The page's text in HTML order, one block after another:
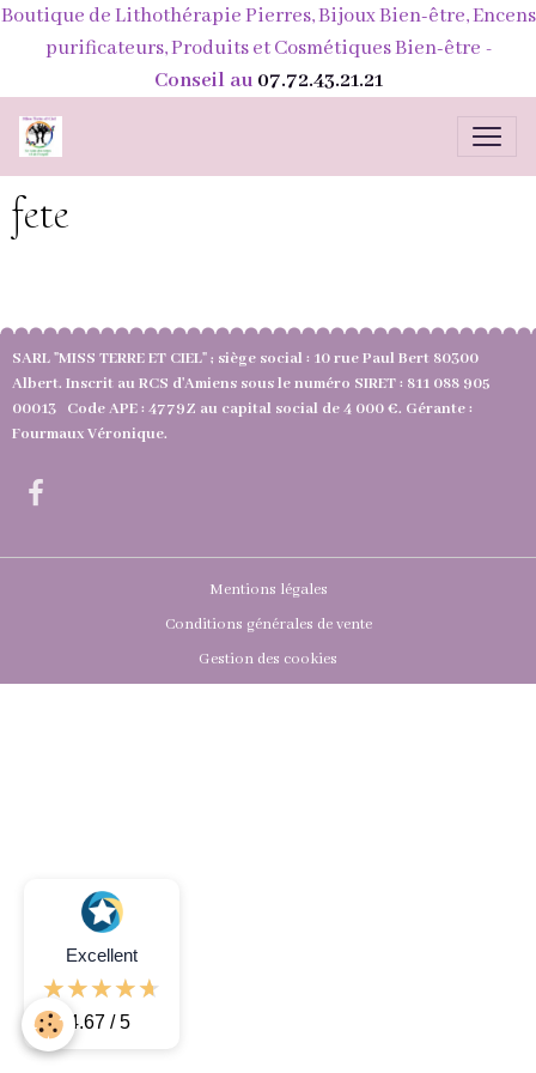
Boutique de Lithothérapie Pierres, Bijoux Bien-être, Encens
purificateurs, Produits et Cosmétiques Bien-être -
Conseil au 07.72.43.21.21
fete
SARL "MISS TERRE ET CIEL" ; siège social : 10 rue Paul Bert 80300
Albert. Inscrit au RCS d'Amiens sous le numéro SIRET : 811 088 905
00013 Code APE : 4779Z au capital social de 4 000 €. Gérante :
Fourmaux Véronique.
Mentions légales
Conditions générales de vente
Gestion des cookies
Excellent
4.67 / 5